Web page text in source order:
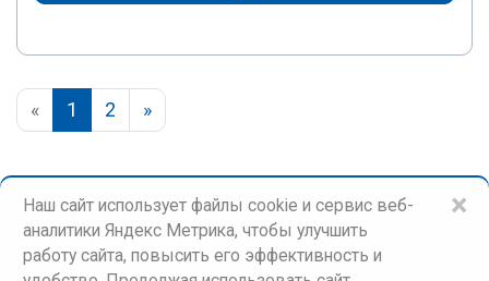
« 1 2 »
×
Наш сайт использует файлы cookie и сервис веб-
аналитики Яндекс Метрика, чтобы улучшить
работу сайта, повысить его эффективность и